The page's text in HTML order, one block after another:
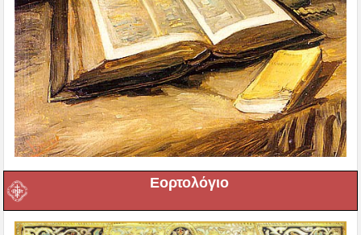
Εορτολόγιο